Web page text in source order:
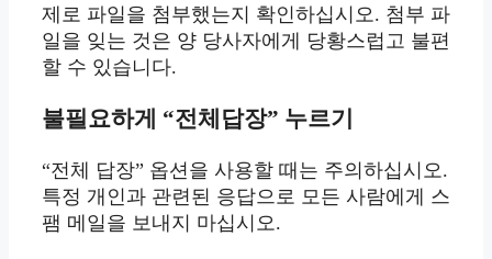
제로 파일을 첨부했는지 확인하십시오. 첨부 파
일을 잊는 것은 양 당사자에게 당황스럽고 불편
할 수 있습니다.
불필요하게 “전체답장” 누르기
“전체 답장” 옵션을 사용할 때는 주의하십시오.
특정 개인과 관련된 응답으로 모든 사람에게 스
팸 메일을 보내지 마십시오.